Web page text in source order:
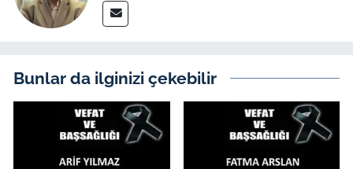
Bunlar da ilginizi çekebilir
Bilim Teknoloji
Finans